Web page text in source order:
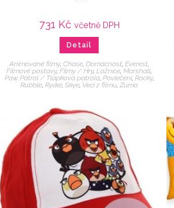
731 Kč včetně DPH
Detail
Animované filmy,Chase,Domácnost,Everest,
Filmové postavy,Filmy / Hry,Ložnice,Marshall,
Paw Patrol / Tlapková patrola, Povlečení, Rocky,
Rubble,Ryder,Skye, Veci z filmu,Zuma